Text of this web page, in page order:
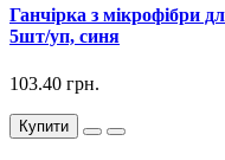
Ганчірка з мікрофібри
5шт/уп, синя
103.40 грн.
Купити